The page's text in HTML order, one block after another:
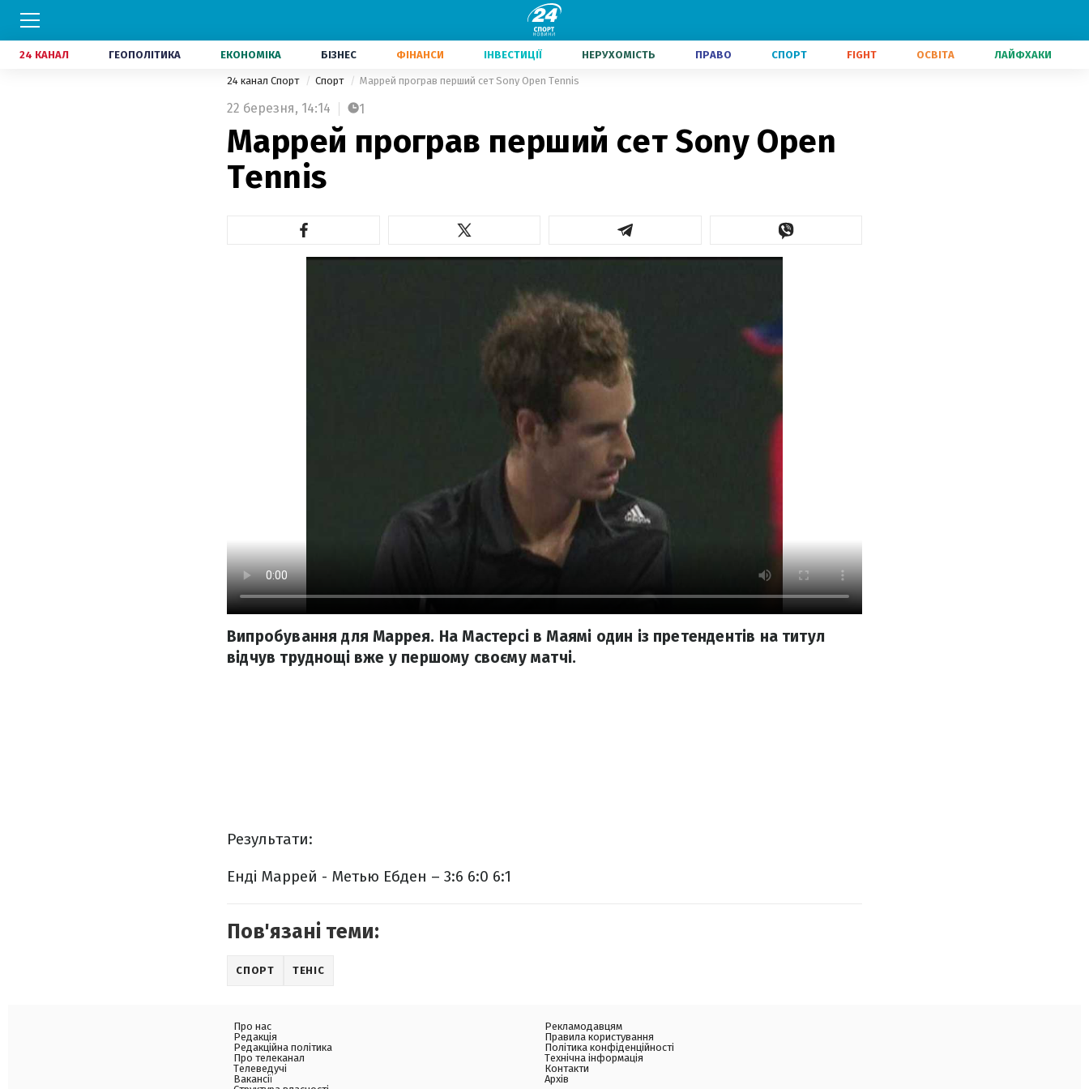
24 КАНАЛ ГЕОПОЛІТИКА ЕКОНОМІКА БІЗНЕС ФІНАНСИ ІНВЕСТИЦІЇ НЕРУХОМІСТЬ ПРАВО СПОРТ FIGHT ОСВІТА ЛАЙФХАКИ
24 канал Спорт Спорт Маррей програв перший сет Sony Open Tennis
22 березня, 14:14 1
Маррей програв перший сет Sony Open
Tennis
Випробування для Маррея. На Мастерсі в Маямі один із претендентів на титул
відчув труднощі вже у першому своєму матчі.
Результати:
Енді Маррей - Метью Ебден – 3:6 6:0 6:1
Пов'язані теми:
СПОРТ ТЕНІС
Про нас
Редакція
Редакційна політика
Про телеканал
Телеведучі
Вакансії
Рекламодавцям
Правила користування
Політика конфіденційності
Технічна інформація
Контакти
Архів